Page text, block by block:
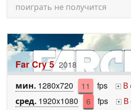
поиграть не получится
Far Cry 5 2018
мин. 1280x720 11 fps +
В
сред. 1920x1080 6 fps +
В